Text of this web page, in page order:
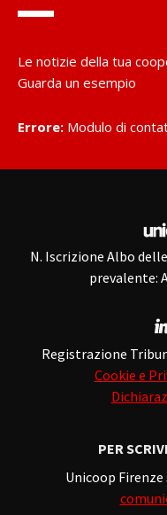
Le notizie della tua
Guarda un esempio
Errore: Modulo di
N. Iscrizione Albo
prevalente:
Registrazione
Cookie e
PER
Unicoop Firenze